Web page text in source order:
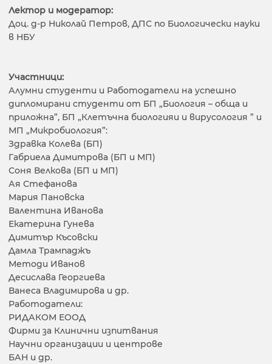
Лектор и модератор:
Доц. д-р Николай Петров, ДПС по Биологически науки
в НБУ
Участници:
Алумни студенти и Работодатели на успешно
дипломирани студенти от БП „Биология – обща и
приложна”, БП „Клетъчна биологияи и вирусология ” и
МП „Микробиология”:
Здравка Колева (БП)
Габриела Димитрова (БП и МП)
Соня Велкова (БП и МП)
Ая Стефанова
Мария Пановска
Валентина Иванова
Екатерина Гунева
Димитър Късовски
Дамла Трампаджъ
Методи Иванов
Десислава Георгиева
Ванеса Владимирова и др.
Работодатели:
РИДАКОМ ЕООД
Фирми за Клинични изпитвания
Научни организации и центрове
БАН и др.